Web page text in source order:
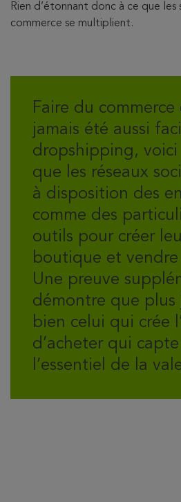
Rien d’étonnant donc à ce que les
commerce se multiplient.
Faire du commerce
jamais été aussi
dropshipping, voici
que les réseaux
à disposition des
comme des
outils pour créer
boutique et
Une preuve
démontre que plus
bien celui qui crée
d’acheter qui
l’essentiel de la